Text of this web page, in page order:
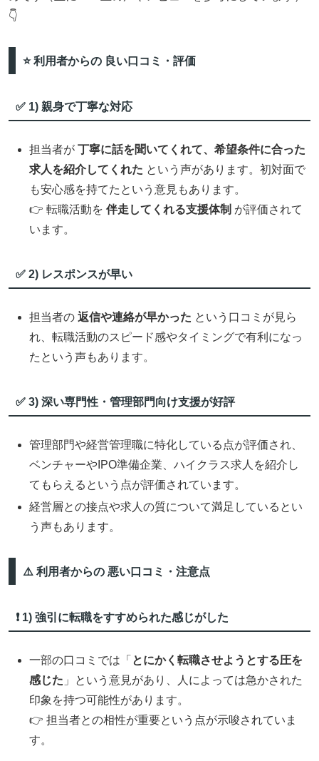
👇
⭐️ 利用者からの 良い口コミ・評価
✅ 1) 親身で丁寧な対応
担当者が丁寧に話を聞いてくれて、希望条件に合った
求人を紹介してくれた という声があります。初対面で
も安心感を持てたという意見もあります。
👉 転職活動を伴走してくれる支援体制 が評価されて
います。
✅ 2) レスポンスが早い
担当者の返信や連絡が早かった という口コミが見ら
れ、転職活動のスピード感やタイミングで有利になっ
たという声もあります。
✅ 3) 深い専門性・管理部門向け支援が好評
管理部門や経営管理職に特化している点が評価され、
ベンチャーやIPO準備企業、ハイクラス求人を紹介し
てもらえるという点が評価されています。
経営層との接点や求人の質について満足しているとい
う声もあります。
⚠️ 利用者からの 悪い口コミ・注意点
❗ 1) 強引に転職をすすめられた感じがした
一部の口コミでは「 とにかく転職させようとする圧を
感じた 」という意見があり、人によっては急かされた
印象を持つ可能性があります。
👉 担当者との相性が重要という点が示唆されていま
す。